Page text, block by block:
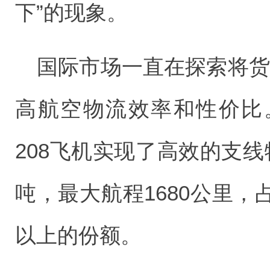
下”的现象。
国际市场一直在探索将
高航空物流效率和性价
208飞机实现了高效的支
吨，最大航程1680公里，
以上的份额。